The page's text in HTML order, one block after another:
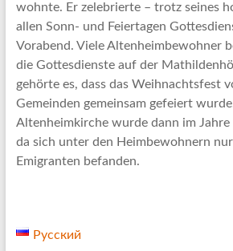
wohnte. Er zelebrierte – trotz seines
allen Sonn- und Feiertagen
Vorabend. Viele Altenheimbewohner
die Gottesdienste auf der
gehörte es, dass das Weihnachtsfest
Gemeinden gemeinsam gefeiert
Altenheimkirche wurde dann im Jahre
da sich unter den Heimbewohnern
Emigranten befanden.
Русский